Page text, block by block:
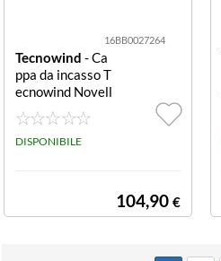
16BB0027264
Tecnowind - Ca
ppa da incasso T
ecnowind Novell
a 360 Inox Nove
lla 360
DISPONIBILE
104,90 €